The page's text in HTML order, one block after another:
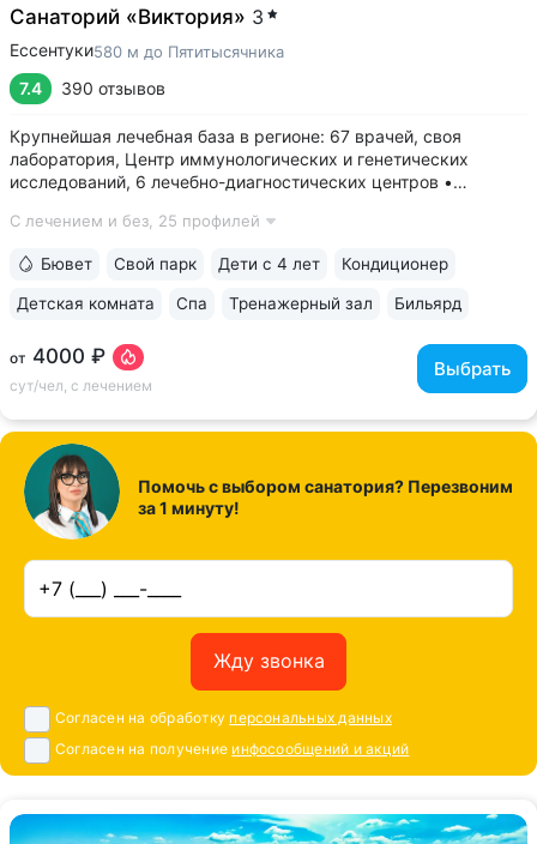
Санаторий «Виктория» 3
Ессентуки580 м до Пятитысячника
7.4 390 отзывов
Крупнейшая лечебная база в регионе: 67 врачей, своя
лаборатория, Центр иммунологических и генетических
исследований, 6 лечебно-диагностических центров •
Ессентуков. 18 минут прогулки до Грязелечебницы им.
С лечением и без, 25 профилей
от 4000 ₽
сут/чел, с лечением
Выбрать
Бювет Свой парк Дети с 4 лет Кондиционер
Детская комната Спа Тренажерный зал Бильярд
Помочь с выбором санатория? Перезвоним
за 1 минуту!
Жду звонка
Согласен на обработку персональных данных
Согласен на получение инфосообщений и акций